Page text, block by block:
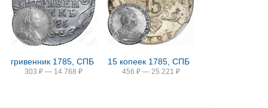
гривенник 1785, СПБ
303 ₽ — 14 768 ₽
15 копеек 1785, СПБ
456 ₽ — 25 221 ₽